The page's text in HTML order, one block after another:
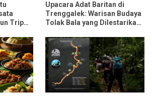
Trip
Upacara Adat Baritan di
Trenggalek: Warisan Budaya
Tolak Bala yang Dilestarikan